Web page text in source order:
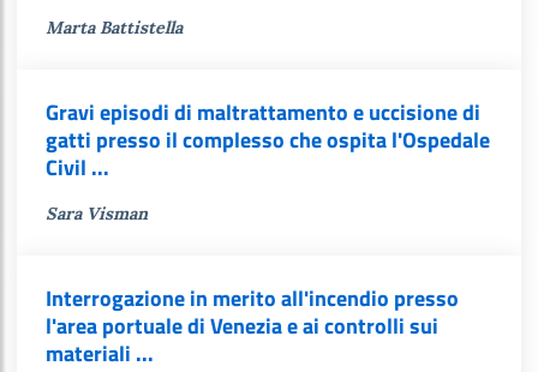
Marta Battistella
Gravi episodi di maltrattamento e uccisione di
gatti presso il complesso che ospita l'Ospedale
Civil ...
Sara Visman
Interrogazione in merito all'incendio presso
l'area portuale di Venezia e ai controlli sui
materiali ...